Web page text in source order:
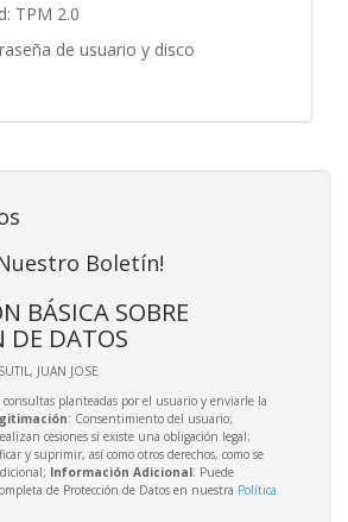
TPM 2.0
de usuario y disco
Boletín!
BÁSICA SOBRE
DE DATOS
JUAN JOSE
consultas planteadas por el usuario y enviarle la
: Consentimiento del usuario;
cesiones si existe una obligación legal;
y suprimir, así como otros derechos, como se
Información Adicional: Puede
de Protección de Datos en nuestra Política